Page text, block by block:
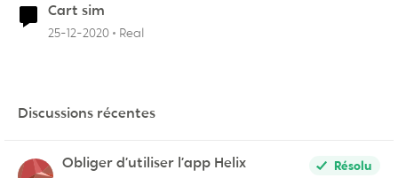
Cart sim
25-12-2020 Real
Discussions récentes
Obliger d’utiliser l’app Helix
Résolu